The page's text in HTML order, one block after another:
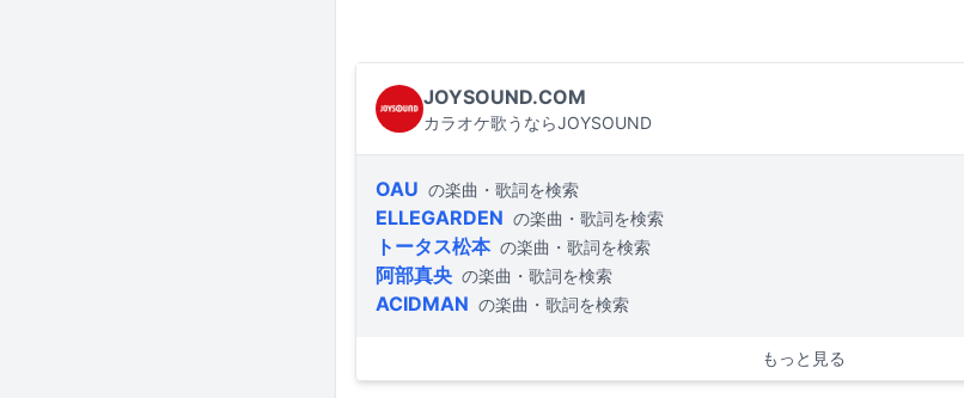
JOYSOUND.COM
カラオケ歌うならJOYSOUND
OAU の楽曲・歌詞を検索
ELLEGARDEN の楽曲・歌詞を検索
トータス松本 の楽曲・歌詞を検索
阿部真央 の楽曲・歌詞を検索
ACIDMAN の楽曲・歌詞を検索
もっと見る